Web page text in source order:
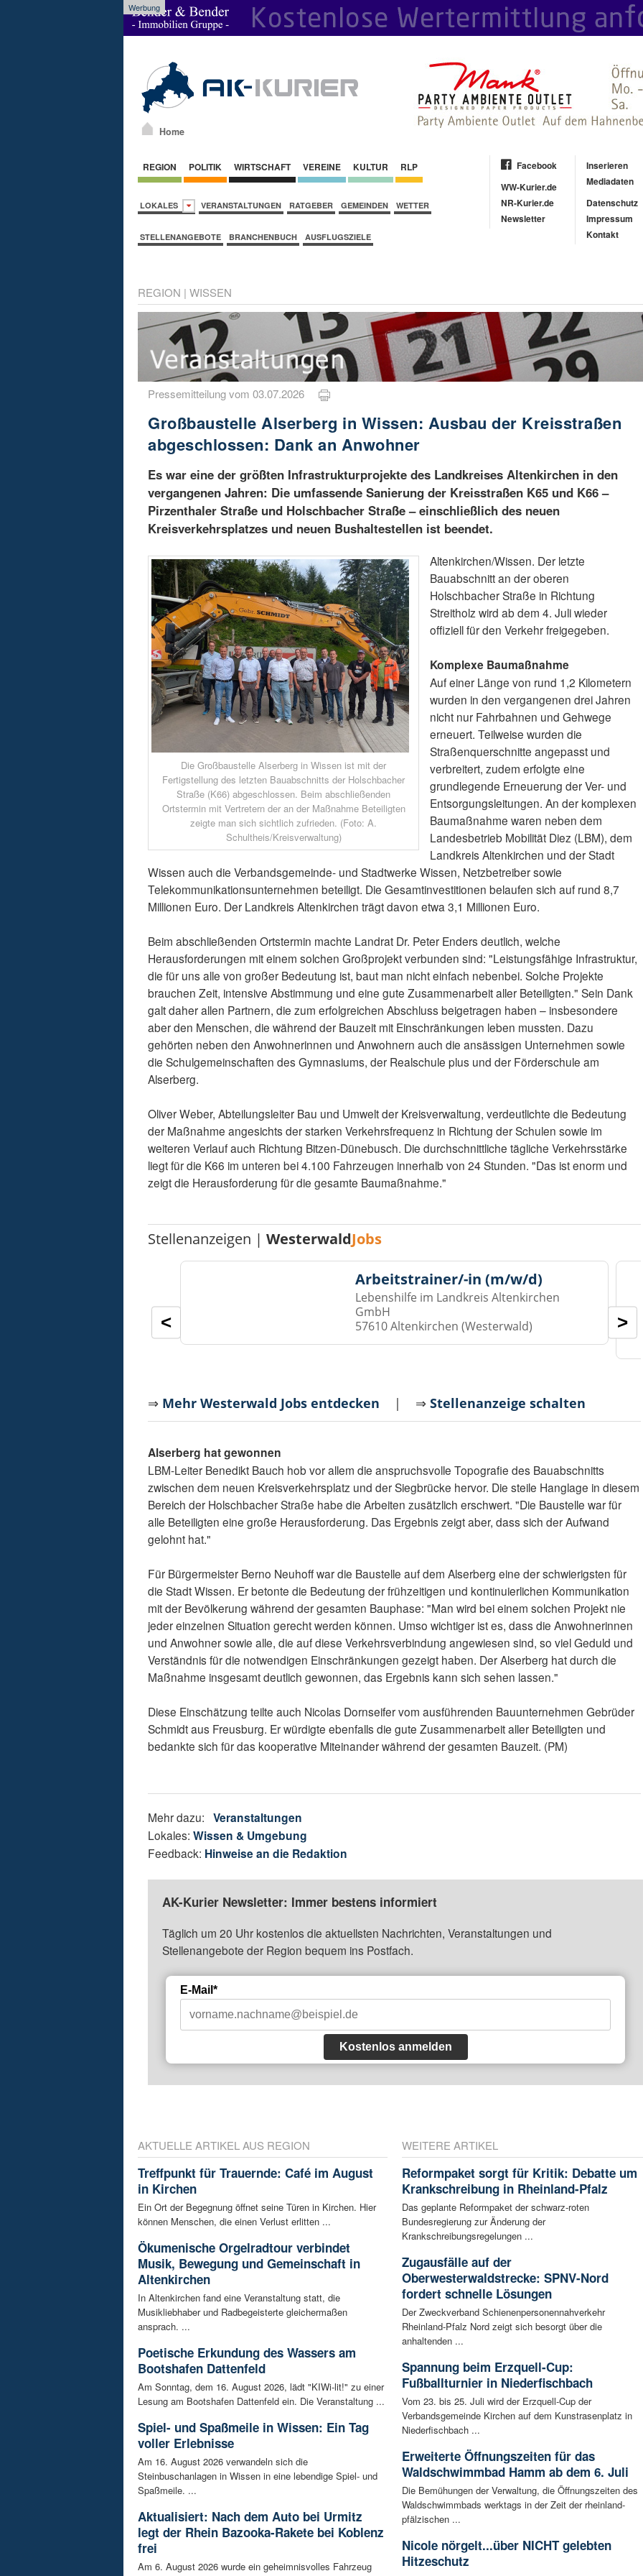
Werbung
Home
REGION POLITIK WIRTSCHAFT VEREINE KULTUR RLP
LOKALES VERANSTALTUNGEN RATGEBER GEMEINDEN WETTER
STELLENANGEBOTE BRANCHENBUCH AUSFLUGSZIELE
Facebook
WW-Kurier.de
NR-Kurier.de
Newsletter
Inserieren
Mediadaten
Datenschutz
Impressum
Kontakt
REGION | WISSEN
Pressemitteilung vom 03.07.2026
Großbaustelle Alserberg in Wissen: Ausbau der Kreisstraßen
abgeschlossen: Dank an Anwohner
Es war eine der größten Infrastrukturprojekte des Landkreises Altenkirchen in den
vergangenen Jahren: Die umfassende Sanierung der Kreisstraßen K65 und K66 –
Pirzenthaler Straße und Holschbacher Straße – einschließlich des neuen
Kreisverkehrsplatzes und neuen Bushaltestellen ist beendet.
Die Großbaustelle Alserberg in Wissen ist mit der
Fertigstellung des letzten Bauabschnitts der Holschbacher
Straße (K66) abgeschlossen. Beim abschließenden
Ortstermin mit Vertretern der an der Maßnahme Beteiligten
zeigte man sich sichtlich zufrieden. (Foto: A.
Schultheis/Kreisverwaltung)
Altenkirchen/Wissen. Der letzte
Bauabschnitt an der oberen
Holschbacher Straße in Richtung
Streitholz wird ab dem 4. Juli wieder
offiziell für den Verkehr freigegeben.
Komplexe Baumaßnahme
Auf einer Länge von rund 1,2 Kilometern
wurden in den vergangenen drei Jahren
nicht nur Fahrbahnen und Gehwege
erneuert. Teilweise wurden die
Straßenquerschnitte angepasst und
verbreitert, zudem erfolgte eine
grundlegende Erneuerung der Ver- und
Entsorgungsleitungen. An der komplexen
Baumaßnahme waren neben dem
Landesbetrieb Mobilität Diez (LBM), dem
Landkreis Altenkirchen und der Stadt
Wissen auch die Verbandsgemeinde- und Stadtwerke Wissen, Netzbetreiber sowie
Telekommunikationsunternehmen beteiligt. Die Gesamtinvestitionen belaufen sich auf rund 8,7
Millionen Euro. Der Landkreis Altenkirchen trägt davon etwa 3,1 Millionen Euro.
Beim abschließenden Ortstermin machte Landrat Dr. Peter Enders deutlich, welche
Herausforderungen mit einem solchen Großprojekt verbunden sind: "Leistungsfähige Infrastruktur,
die für uns alle von großer Bedeutung ist, baut man nicht einfach nebenbei. Solche Projekte
brauchen Zeit, intensive Abstimmung und eine gute Zusammenarbeit aller Beteiligten." Sein Dank
galt daher allen Partnern, die zum erfolgreichen Abschluss beigetragen haben – insbesondere
aber den Menschen, die während der Bauzeit mit Einschränkungen leben mussten. Dazu
gehörten neben den Anwohnerinnen und Anwohnern auch die ansässigen Unternehmen sowie
die Schulgemeinschaften des Gymnasiums, der Realschule plus und der Förderschule am
Alserberg.
Oliver Weber, Abteilungsleiter Bau und Umwelt der Kreisverwaltung, verdeutlichte die Bedeutung
der Maßnahme angesichts der starken Verkehrsfrequenz in Richtung der Schulen sowie im
weiteren Verlauf auch Richtung Bitzen-Dünebusch. Die durchschnittliche tägliche Verkehrsstärke
liegt für die K66 im unteren bei 4.100 Fahrzeugen innerhalb von 24 Stunden. "Das ist enorm und
zeigt die Herausforderung für die gesamte Baumaßnahme."
Stellenanzeigen |WesterwaldJobs
Arbeitstrainer/-in (m/w/d)
Lebenshilfe im Landkreis Altenkirchen
GmbH
57610 Altenkirchen (Westerwald)
< >
⇒ Mehr Westerwald Jobs entdecken | ⇒Stellenanzeige schalten
Alserberg hat gewonnen
LBM-Leiter Benedikt Bauch hob vor allem die anspruchsvolle Topografie des Bauabschnitts
zwischen dem neuen Kreisverkehrsplatz und der Siegbrücke hervor. Die steile Hanglage in diesem
Bereich der Holschbacher Straße habe die Arbeiten zusätzlich erschwert. "Die Baustelle war für
alle Beteiligten eine große Herausforderung. Das Ergebnis zeigt aber, dass sich der Aufwand
gelohnt hat."
Für Bürgermeister Berno Neuhoff war die Baustelle auf dem Alserberg eine der schwierigsten für
die Stadt Wissen. Er betonte die Bedeutung der frühzeitigen und kontinuierlichen Kommunikation
mit der Bevölkerung während der gesamten Bauphase: "Man wird bei einem solchen Projekt nie
jeder einzelnen Situation gerecht werden können. Umso wichtiger ist es, dass die Anwohnerinnen
und Anwohner sowie alle, die auf diese Verkehrsverbindung angewiesen sind, so viel Geduld und
Verständnis für die notwendigen Einschränkungen gezeigt haben. Der Alserberg hat durch die
Maßnahme insgesamt deutlich gewonnen, das Ergebnis kann sich sehen lassen."
Diese Einschätzung teilte auch Nicolas Dornseifer vom ausführenden Bauunternehmen Gebrüder
Schmidt aus Freusburg. Er würdigte ebenfalls die gute Zusammenarbeit aller Beteiligten und
bedankte sich für das kooperative Miteinander während der gesamten Bauzeit. (PM)
Mehr dazu:Veranstaltungen
Lokales:Wissen & Umgebung
Feedback: Hinweise an die Redaktion
AK-Kurier Newsletter: Immer bestens informiert
Täglich um 20 Uhr kostenlos die aktuellsten Nachrichten, Veranstaltungen und
Stellenangebote der Region bequem ins Postfach.
E-Mail*
Kostenlos anmelden
AKTUELLE ARTIKEL AUS REGION
Treffpunkt für Trauernde: Café im August
in Kirchen
Ein Ort der Begegnung öffnet seine Türen in Kirchen. Hier
können Menschen, die einen Verlust erlitten ...
Ökumenische Orgelradtour verbindet
Musik, Bewegung und Gemeinschaft in
Altenkirchen
In Altenkirchen fand eine Veranstaltung statt, die
Musikliebhaber und Radbegeisterte gleichermaßen
ansprach. ...
Poetische Erkundung des Wassers am
Bootshafen Dattenfeld
Am Sonntag, dem 16. August 2026, lädt "KIWi-lit!" zu einer
Lesung am Bootshafen Dattenfeld ein. Die Veranstaltung ...
Spiel- und Spaßmeile in Wissen: Ein Tag
voller Erlebnisse
Am 16. August 2026 verwandeln sich die
Steinbuschanlagen in Wissen in eine lebendige Spiel- und
Spaßmeile. ...
Aktualisiert: Nach dem Auto bei Urmitz
legt der Rhein Bazooka-Rakete bei Koblenz
frei
Am 6. August 2026 wurde ein geheimnisvolles Fahrzeug
WEITERE ARTIKEL
Reformpaket sorgt für Kritik: Debatte um
Krankschreibung in Rheinland-Pfalz
Das geplante Reformpaket der schwarz-roten
Bundesregierung zur Änderung der
Krankschreibungsregelungen ...
Zugausfälle auf der
Oberwesterwaldstrecke: SPNV-Nord
fordert schnelle Lösungen
Der Zweckverband Schienenpersonennahverkehr
Rheinland-Pfalz Nord zeigt sich besorgt über die
anhaltenden ...
Spannung beim Erzquell-Cup:
Fußballturnier in Niederfischbach
Vom 23. bis 25. Juli wird der Erzquell-Cup der
Verbandsgemeinde Kirchen auf dem Kunstrasenplatz in
Niederfischbach ...
Erweiterte Öffnungszeiten für das
Waldschwimmbad Hamm ab dem 6. Juli
Die Bemühungen der Verwaltung, die Öffnungszeiten des
Waldschwimmbads werktags in der Zeit der rheinland-
pfälzischen ...
Nicole nörgelt...über NICHT gelebten
Hitzeschutz